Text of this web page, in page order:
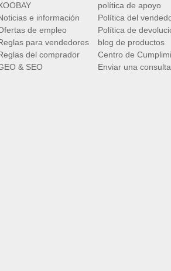
e información
de empleo
para vendedores
del comprador
& SEO
política de apoyo
Política del
Política de
blog de productos
Centro de
Enviar una consulta